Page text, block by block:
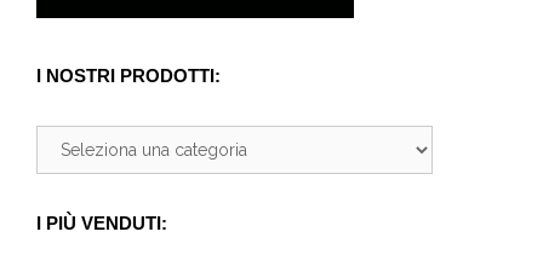
I NOSTRI PRODOTTI:
I PIÙ VENDUTI: